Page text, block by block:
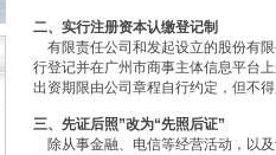
二、实行注册资本认缴登记制
有限责任公司和发起设立的股份有
行登记并在广州市商事主体信息平台
出资期限由公司章程自行约定，但不
三、先证后照”改为“先照后证”
除从事金融、电信等经营活动，以